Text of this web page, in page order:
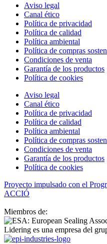
Aviso legal
Canal ético
Política de privacidad
Política de calidad
Política ambiental
Política de compras
Condiciones de venta
Garantía de los productos
Política de cookies
Aviso legal
Canal ético
Política de privacidad
Política de calidad
Política ambiental
Política de compras
Condiciones de venta
Garantía de los productos
Política de cookies
Proyecto impulsado con el
ACCIÓ
Miembros de:
Lidering es una empresa del